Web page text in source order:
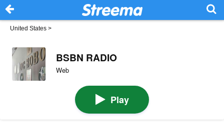
United States >
BSBN RADIO
Web
Play